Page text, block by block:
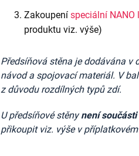
Zakoupení speciální NANO
produktu viz. výše)
Předsíňová stěna je dodávána v
návod a spojovací materiál. V
z důvodu rozdílných typů zdí.
U předsíňové stěnynení
přikoupit viz. výše v